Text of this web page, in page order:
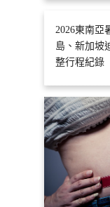
2026東南亞
島、新加坡
整行程紀錄